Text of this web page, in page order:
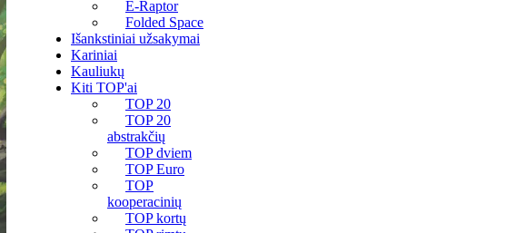
E-Raptor
Folded Space
Išankstiniai užsakymai
Kariniai
Kauliukų
Kiti TOP'ai
TOP 20
TOP 20
abstrakčių
TOP dviem
TOP Euro
TOP
kooperacinių
TOP kortų